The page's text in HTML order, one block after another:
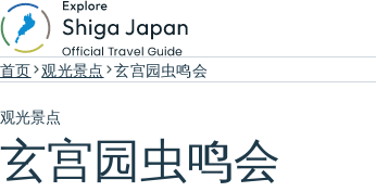
首页 观光景点 玄宫园虫鸣会
观光景点
玄宫园虫鸣会